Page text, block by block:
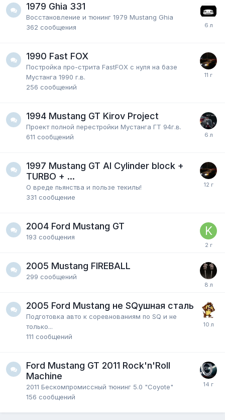
1979 Ghia 331
Восстановление и тюнинг 1979 Mustang Ghia
362 сообщения
1990 Fast FOX
Постройка про-стрита FastFOX с нуля на базе
Мустанга 1990 г.в.
256 сообщений
1994 Mustang GT Kirov Project
Проект полной перестройки Мустанга ГТ 94г.в.
611 сообщений
1997 Mustang GT Al Cylinder block +
TURBO + ...
О вреде пьянства и пользе текилы!
331 сообщение
2004 Ford Mustang GT
193 сообщения
2005 Mustang FIREBALL
299 сообщений
2005 Ford Mustang не SQушная сталь
Подготовка авто к соревнованиям по SQ и не
только...
111 сообщений
Ford Mustang GT 2011 Rock'n'Roll
Machine
2011 Бескомпромиссный тюнинг 5.0 "Coyote"
156 сообщений